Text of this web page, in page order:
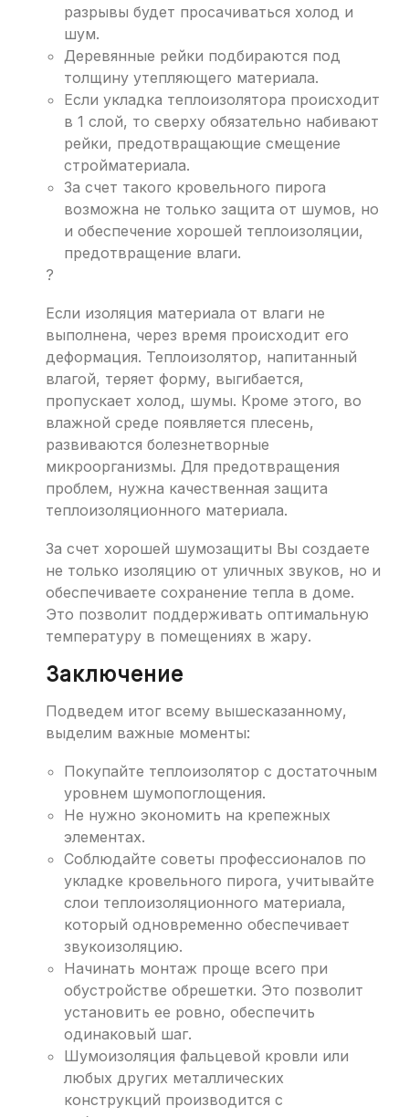
разрывы будет просачиваться холод и
шум.
Деревянные рейки подбираются под
толщину утепляющего материала.
Если укладка теплоизолятора происходит
в 1 слой, то сверху обязательно набивают
рейки, предотвращающие смещение
стройматериала.
За счет такого кровельного пирога
возможна не только защита от шумов, но
и обеспечение хорошей теплоизоляции,
предотвращение влаги.
?
Если изоляция материала от влаги не
выполнена, через время происходит его
деформация. Теплоизолятор, напитанный
влагой, теряет форму, выгибается,
пропускает холод, шумы. Кроме этого, во
влажной среде появляется плесень,
развиваются болезнетворные
микроорганизмы. Для предотвращения
проблем, нужна качественная защита
теплоизоляционного материала.
За счет хорошей шумозащиты Вы создаете
не только изоляцию от уличных звуков, но и
обеспечиваете сохранение тепла в доме.
Это позволит поддерживать оптимальную
температуру в помещениях в жару.
Заключение
Подведем итог всему вышесказанному,
выделим важные моменты:
Покупайте теплоизолятор с достаточным
уровнем шумопоглощения.
Не нужно экономить на крепежных
элементах.
Соблюдайте советы профессионалов по
укладке кровельного пирога, учитывайте
слои теплоизоляционного материала,
который одновременно обеспечивает
звукоизоляцию.
Начинать монтаж проще всего при
обустройстве обрешетки. Это позволит
установить ее ровно, обеспечить
одинаковый шаг.
Шумоизоляция фальцевой кровли или
любых других металлических
конструкций производится с